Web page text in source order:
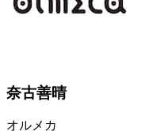
奈古善晴
オルメカ